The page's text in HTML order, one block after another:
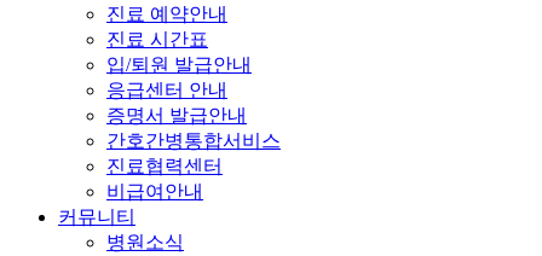
진료 예약안내
진료 시간표
입/퇴원 발급안내
응급센터 안내
증명서 발급안내
간호간병통합서비스
진료협력센터
비급여안내
커뮤니티
병원소식